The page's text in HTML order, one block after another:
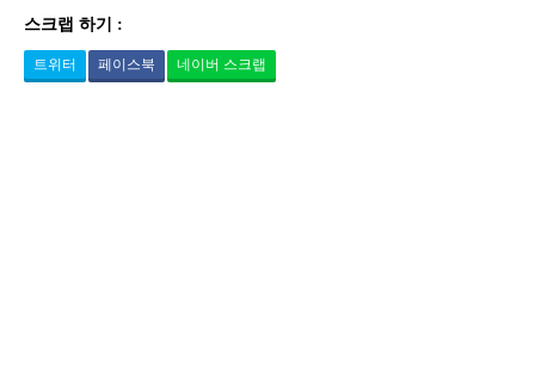
스크랩 하기 :
트위터 페이스북 네이버 스크랩